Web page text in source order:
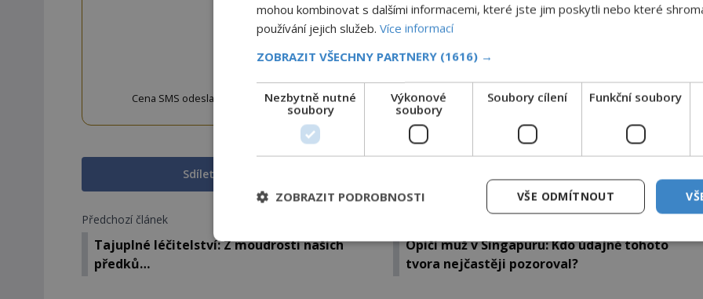
ODEMKNOUT KÓDEM
Cena SMS odeslané na číslo 9033320 je 20 Kč vč. DPH. Službu technicky zajišťuje Airtoy a.s. Infolinka: 602 777 555,
www.platmobilem.cz
Sdílet na Facebooku
Předchozí článek
Tajuplné léčitelství: Z moudrosti našich
předků…
Opičí muž v Singapuru: Kdo údajně tohoto
tvora nejčastěji pozoroval?
mohou kombinovat s dalšími informacemi, které jste jim poskytli nebo které
používání jejich služeb. Více informací
ZOBRAZIT VŠECHNY PARTNERY (1616) →
Nezbytně nutné
soubory
Výkonové
soubory
Soubory cílení Funkční soubory
VŠE ODMÍTNOUT
ZOBRAZIT PODROBNOSTI